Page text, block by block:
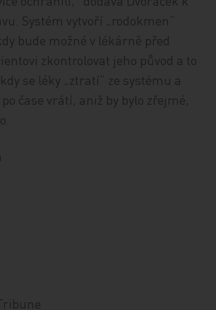
Systém vytvoří „rodokmen“
bude možné v lékárně před
zkontrolovat jeho původ a to
se léky „ztratí“ ze systému a
čase vrátí, aniž by bylo zřejmé,